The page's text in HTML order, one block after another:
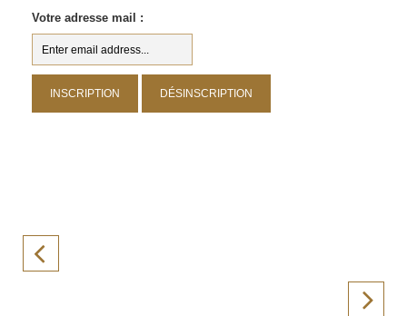
Votre adresse mail :